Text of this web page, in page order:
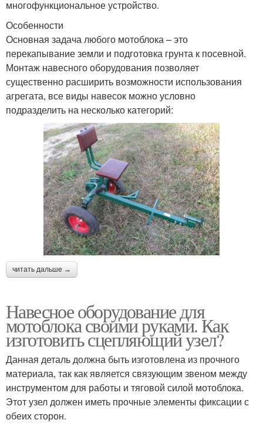
многофункциональное устройство.
Особенности
Основная задача любого мотоблока – это
перекапывание земли и подготовка грунта к посевной.
Монтаж навесного оборудования позволяет
существенно расширить возможности использования
агрегата, все виды навесок можно условно
подразделить на несколько категорий:
читать дальше →
Навесное оборудование для
мотоблока своими руками. Как
изготовить сцепляющий узел?
Данная деталь должна быть изготовлена из прочного
материала, так как является связующим звеном между
инструментом для работы и тяговой силой мотоблока.
Этот узел должен иметь прочные элементы фиксации с
обеих сторон.